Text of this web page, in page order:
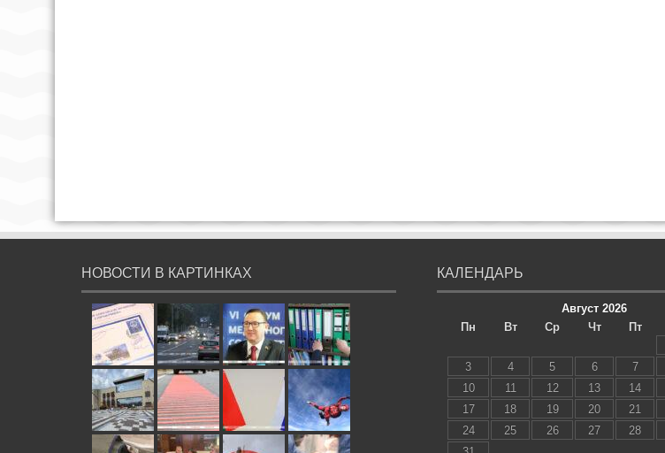
НОВОСТИ В КАРТИНКАХ КАЛЕНДАРЬ
Август 2026
Пн
Вт Ср Чт Пт
3
4 5 6 7
10
11 12 13 14
17
18 19 20 21
24
25 26 27 28